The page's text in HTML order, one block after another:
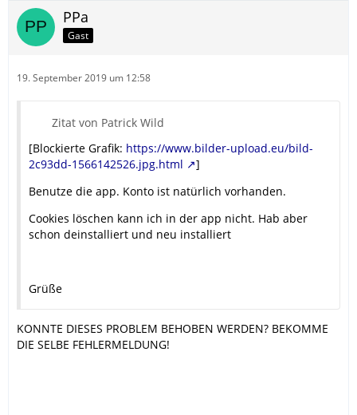
PPa
Gast
19. September 2019 um 12:58
Zitat von Patrick Wild
[Blockierte Grafik: https://www.bilder-upload.eu/bild-
2c93dd-1566142526.jpg.html
]
Benutze die app. Konto ist natürlich vorhanden.
Cookies löschen kann ich in der app nicht. Hab aber
schon deinstalliert und neu installiert
Grüße
KONNTE DIESES PROBLEM BEHOBEN WERDEN? BEKOMME
DIE SELBE FEHLERMELDUNG!